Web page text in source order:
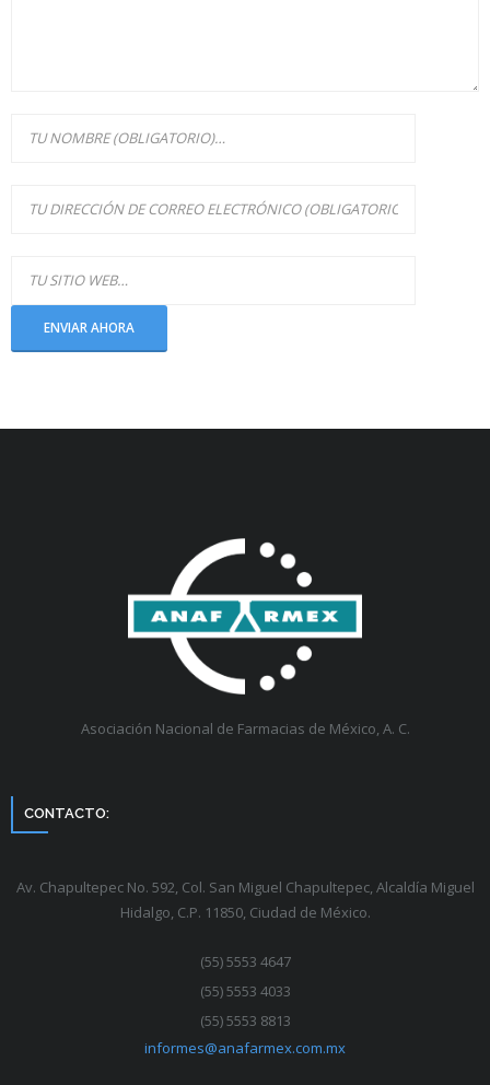
Asociación Nacional de Farmacias de México, A. C.
CONTACTO:
Av. Chapultepec No. 592, Col. San Miguel Chapultepec, Alcaldía Miguel
Hidalgo, C.P. 11850, Ciudad de México.
(55) 5553 4647
(55) 5553 4033
(55) 5553 8813
informes@anafarmex.com.mx